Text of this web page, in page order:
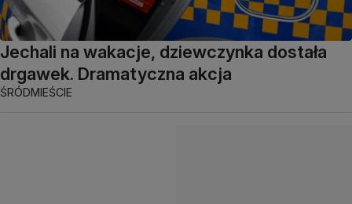
Jechali na wakacje, dziewczynka dostała
drgawek. Dramatyczna akcja
ŚRÓDMIEŚCIE